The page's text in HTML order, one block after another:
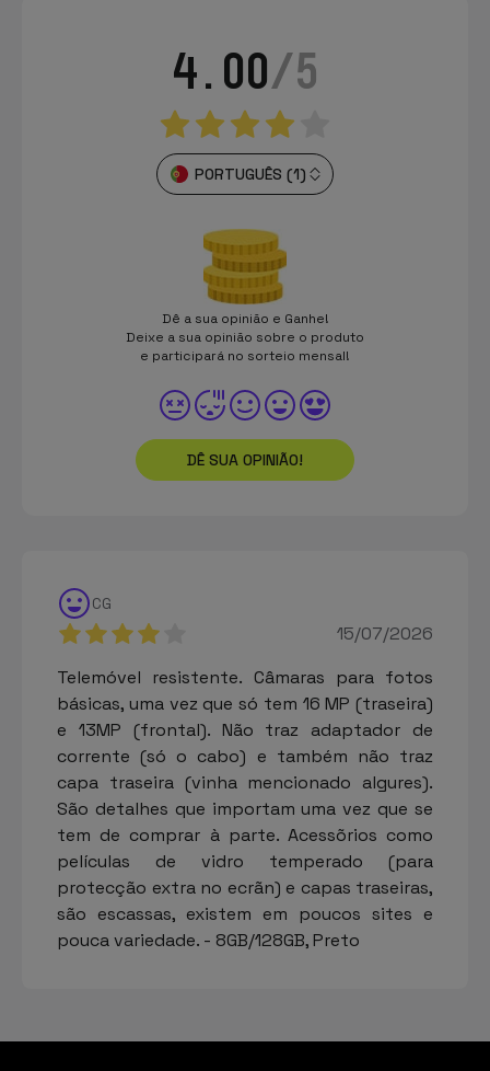
4.00/5
PORTUGUÊS (1)
Dê a sua opinião e Ganhe!
Deixe a sua opinião sobre o produto
e participará no sorteio mensal!
DÊ SUA OPINIÃO!
CG
15/07/2026
Telemóvel resistente. Câmaras para fotos
básicas, uma vez que só tem 16 MP (traseira)
e 13MP (frontal). Não traz adaptador de
corrente (só o cabo) e também não traz
capa traseira (vinha mencionado algures).
São detalhes que importam uma vez que se
tem de comprar à parte. Acessõrios como
películas de vidro temperado (para
protecção extra no ecrãn) e capas traseiras,
são escassas, existem em poucos sites e
pouca variedade. - 8GB/128GB, Preto